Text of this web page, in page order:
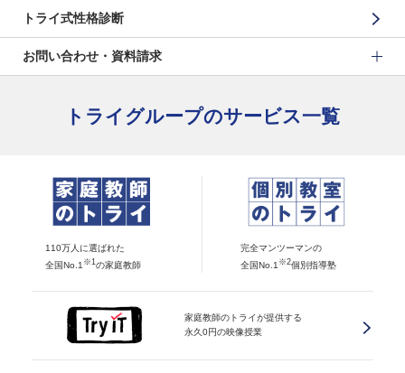
トライ式性格診断
お問い合わせ・資料請求
トライグループのサービス一覧
110万人に選ばれた
全国No.1 ※1 の家庭教師
完全マンツーマンの
全国No.1 ※2個別指導塾
家庭教師のトライが提供する
永久0円の映像授業